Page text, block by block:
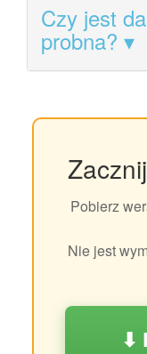
Czy jest
probna?
Pobierz
Nie jest
⬇